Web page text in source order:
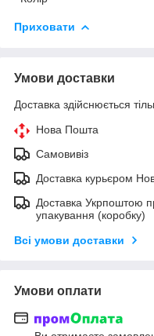
Приховати
Умови доставки
Доставка здійснюється
Нова Пошта
Самовивіз
Доставка курьєром
Доставка Укрпоштою
упакування (коробку)
Всі умови доставки
Умови оплати